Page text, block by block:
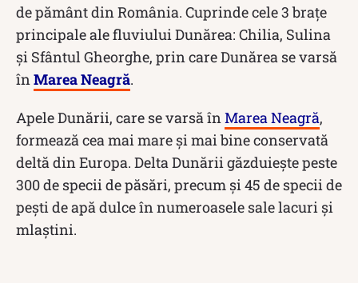
de pământ din România. Cuprinde cele 3 brațe
principale ale fluviului Dunărea: Chilia, Sulina
și Sfântul Gheorghe, prin care Dunărea se varsă
în Marea Neagră.
Apele Dunării, care se varsă în Marea Neagră,
formează cea mai mare și mai bine conservată
deltă din Europa. Delta Dunării găzduiește peste
300 de specii de păsări, precum și 45 de specii de
pești de apă dulce în numeroasele sale lacuri și
mlaștini.